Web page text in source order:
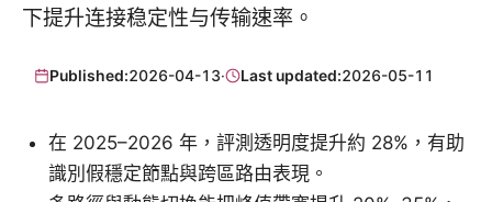
下提升连接稳定性与传输速率。
Published:2026-04-13· Last updated:2026-05-11
在 2025–2026 年，評測透明度提升約 28%，有助
識別假穩定節點與跨區路由表現。